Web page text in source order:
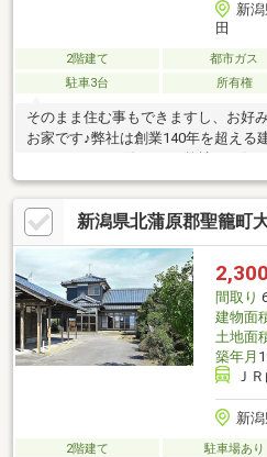
新
田
2階建て 都市ガス
駐車3台
所有権
そのまま住む事もできますし、お好
お家です♪弊社は創業140年を超える
ポイント閑静な住宅地にあり、のん
全居室が8帖以上で広々、家族それ
は新品リフォーム済みで気持ちよく
列で3台可能、車種によっては4台停
す！◎周辺環境羽生田駅、加茂駅ま
便利です！スーパーやコンビニが近
自然豊かな町並みでお散歩も気持ち良
新潟県北蒲原郡聖籠町
2,300
間取り
建物面
土地面
築年月
Ｊ
新
2階建て 駐車場あり